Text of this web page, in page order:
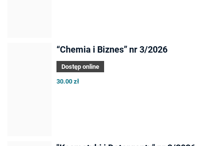
“Chemia i Biznes” nr 3/2026
Dostęp online
30.00 zł